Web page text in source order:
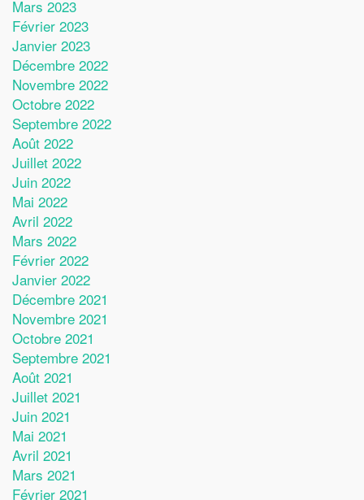
Mars 2023
Février 2023
Janvier 2023
Décembre 2022
Novembre 2022
Octobre 2022
Septembre 2022
Août 2022
Juillet 2022
Juin 2022
Mai 2022
Avril 2022
Mars 2022
Février 2022
Janvier 2022
Décembre 2021
Novembre 2021
Octobre 2021
Septembre 2021
Août 2021
Juillet 2021
Juin 2021
Mai 2021
Avril 2021
Mars 2021
Février 2021